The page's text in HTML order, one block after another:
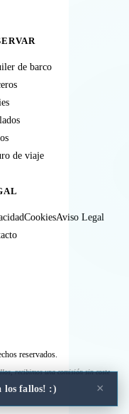
los fallos! :) ×
de barco
de viaje
CookiesAviso Legal
reservados.
recibimos una comisión sin coste